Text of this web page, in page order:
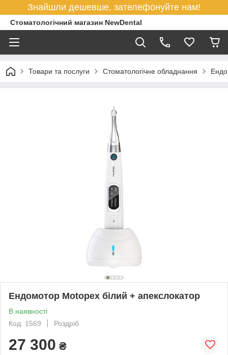
Знайшли дешевше, зателефонуйте нам!
Стоматологічний магазин NewDental
Товари та послуги Стоматологічне обладнання
Ендомотор Motopex білий + апекслокатор
В наявності
Код: 1569
Роздріб
27 300 ₴